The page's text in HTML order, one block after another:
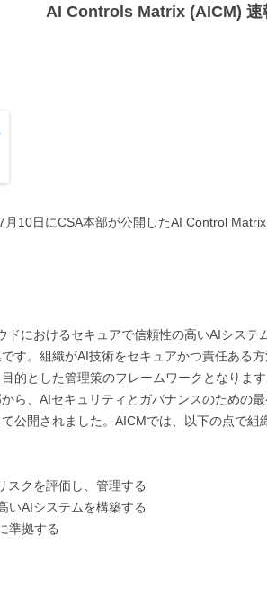
AI Controls Matrix (AICM) 速
10日にCSA本部が公開したAI Control
ドにおけるセキュアで信頼性の高いAIシステ
す。組織がAI技術をセキュアかつ責任ある
的とした管理策のフレームワークとなります
ら、AIセキュリティとガバナンスのための
公開されました。AICMでは、以下の点で組
スクを評価し、管理する
いAIシステムを構築する
準拠する